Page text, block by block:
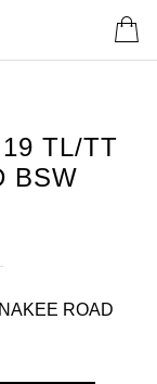
TL/TT
BSW
ROAD